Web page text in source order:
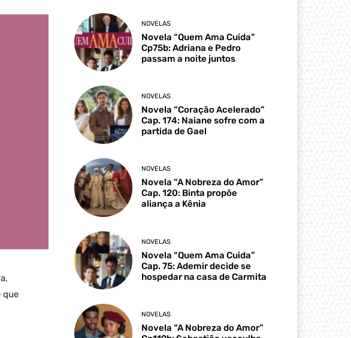
que
NOVELAS
Novela “Quem Ama Cuida”
Cp75b: Adriana e Pedro
passam a noite juntos
NOVELAS
Novela “Coração Acelerado”
Cap. 174: Naiane sofre com a
partida de Gael
NOVELAS
Novela “A Nobreza do Amor”
Cap. 120: Binta propõe
aliança a Kênia
NOVELAS
Novela “Quem Ama Cuida”
Cap. 75: Ademir decide se
hospedar na casa de Carmita
NOVELAS
Novela “A Nobreza do Amor”